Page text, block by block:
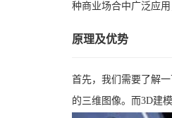
种商业场合中广泛应
原理及优势
首先，我们需要了解
的三维图像。而3D建